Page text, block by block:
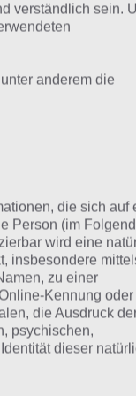
und viele
man über der
der Tür sieht
der richtigen
so könnt ihr
verständlich sein.
anderem die
die sich auf
Person (im
wird eine
insbesondere
zu einer
Kennung oder
die Ausdruck
psychischen,
dieser